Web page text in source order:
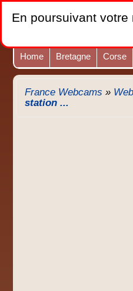
Home Bretagne Corse
France Webcams »
station ...
En poursuivant